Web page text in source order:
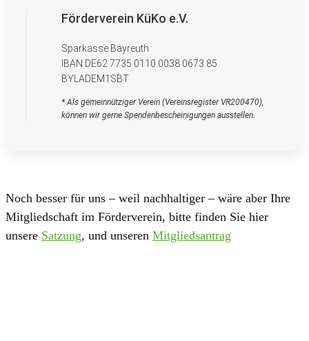
Förderverein KüKo e.V.
Sparkasse Bayreuth
IBAN DE62 7735 0110 0038 0673 85
BYLADEM1SBT
* Als gemeinnütziger Verein (Vereinsregister VR200470),
können wir gerne Spendenbescheinigungen ausstellen.
Noch besser für uns – weil nachhaltiger – wäre aber Ihre
Mitgliedschaft im Förderverein, bitte finden Sie hier
unsere Satzung, und unseren Mitgliedsantrag